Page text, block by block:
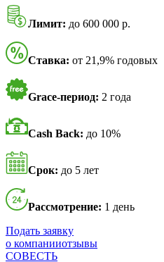
Лимит: до 600 000 р.
Ставка: от 21,9% годовых
Grace-период: 2 года
Cash Back: до 10%
Срок: до 5 лет
Рассмотрение: 1 день
Подать заявку
о компанииотзывы
СОВЕСТЬ